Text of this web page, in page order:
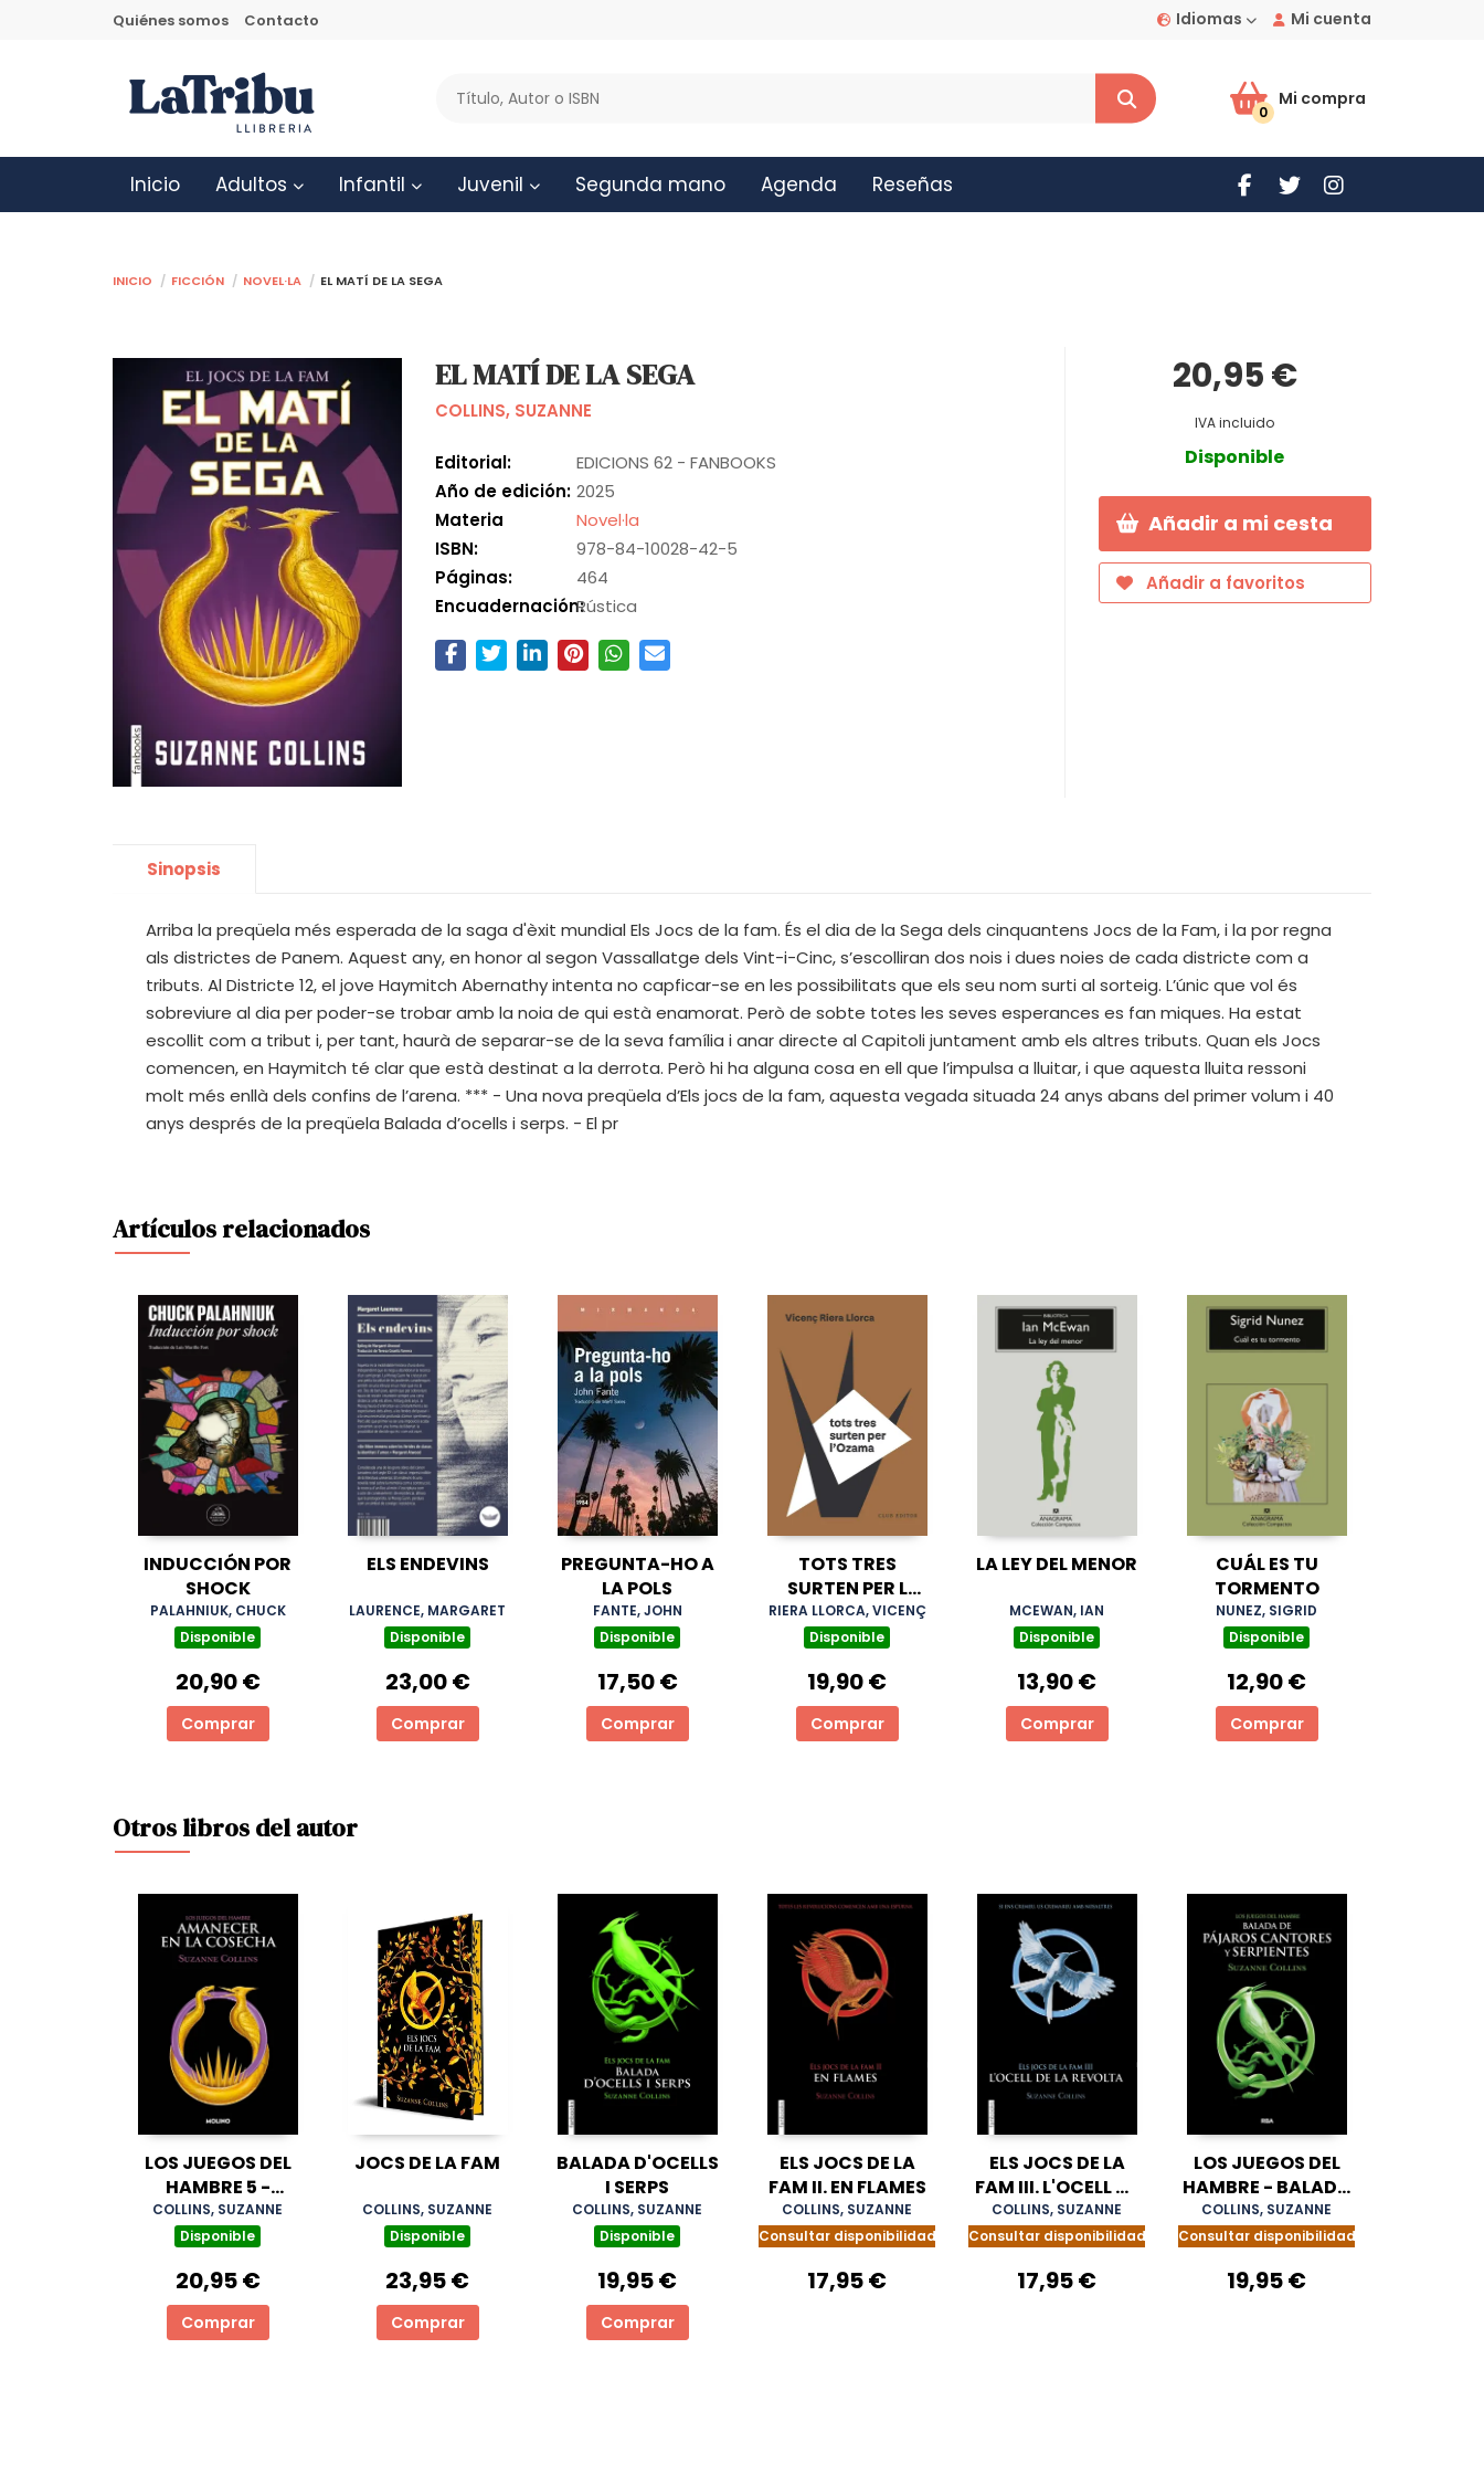
Mi cuenta
Idiomas
Quiénes somos Contacto
Mi compra
0
Inicio Adultos Infantil Juvenil Segunda mano Agenda Reseñas
Inicio Ficción Novel·la EL MATÍ DE LA SEGA
EL MATÍ DE LA SEGA
COLLINS, SUZANNE
Editorial:
EDICIONS 62 - FANBOOKS
Año de edición: 2025
Materia
Novel·la
ISBN:
978-84-10028-42-5
Páginas:
464
Encuadernación:Rústica
20,95 €
IVA incluido
Disponible
Añadir a mi cesta
Añadir a favoritos
Sinopsis
Arriba la preqüela més esperada de la saga d'èxit mundial Els Jocs de la fam. És el dia de la Sega dels cinquantens Jocs de la Fam, i la por regna
als districtes de Panem. Aquest any, en honor al segon Vassallatge dels Vint-i-Cinc, s’escolliran dos nois i dues noies de cada districte com a
tributs. Al Districte 12, el jove Haymitch Abernathy intenta no capficar-se en les possibilitats que els seu nom surti al sorteig. L’únic que vol és
sobreviure al dia per poder-se trobar amb la noia de qui està enamorat. Però de sobte totes les seves esperances es fan miques. Ha estat
escollit com a tribut i, per tant, haurà de separar-se de la seva família i anar directe al Capitoli juntament amb els altres tributs. Quan els Jocs
comencen, en Haymitch té clar que està destinat a la derrota. Però hi ha alguna cosa en ell que l’impulsa a lluitar, i que aquesta lluita ressoni
molt més enllà dels confins de l’arena. *** - Una nova preqüela d’Els jocs de la fam, aquesta vegada situada 24 anys abans del primer volum i 40
anys després de la preqüela Balada d’ocells i serps. - El pr
Artículos relacionados
INDUCCIÓN POR
SHOCK
PALAHNIUK, CHUCK
Disponible
20,90 €
Comprar
ELS ENDEVINS
LAURENCE, MARGARET
Disponible
23,00 €
Comprar
PREGUNTA-HO A
LA POLS
FANTE, JOHN
Disponible
17,50 €
Comprar
TOTS TRES
SURTEN PER L
´OZAMA
RIERA LLORCA, VICENÇ
Disponible
19,90 €
Comprar
LA LEY DEL MENOR
MCEWAN, IAN
Disponible
13,90 €
Comprar
CUÁL ES TU
TORMENTO
NUNEZ, SIGRID
Disponible
12,90 €
Comprar
Otros libros del autor
LOS JUEGOS DEL
HAMBRE 5 -
AMANECER EN LA
COSECHA
COLLINS, SUZANNE
Disponible
20,95 €
Comprar
JOCS DE LA FAM
COLLINS, SUZANNE
Disponible
23,95 €
Comprar
BALADA D'OCELLS
I SERPS
COLLINS, SUZANNE
Disponible
19,95 €
Comprar
ELS JOCS DE LA
FAM II. EN FLAMES
COLLINS, SUZANNE
Consultar disponibilidad
17,95 €
ELS JOCS DE LA
FAM III. L'OCELL DE
LA REVOLTA
COLLINS, SUZANNE
Consultar disponibilidad
17,95 €
LOS JUEGOS DEL
HAMBRE - BALADA
DE PÁJAROS
CANTORES Y
COLLINS, SUZANNE
Consultar disponibilidad
19,95 €